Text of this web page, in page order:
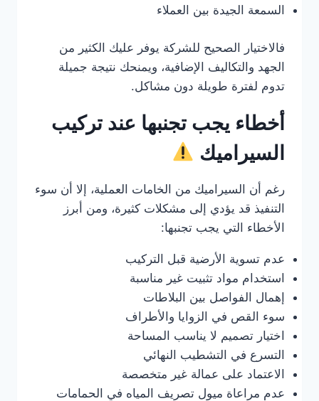
السمعة الجيدة بين العملاء
فالاختيار الصحيح للشركة يوفر عليك الكثير من
الجهد والتكاليف الإضافية، ويمنحك نتيجة جميلة
تدوم لفترة طويلة دون مشاكل.
أخطاء يجب تجنبها عند تركيب
السيراميك
رغم أن السيراميك من الخامات العملية، إلا أن سوء
التنفيذ قد يؤدي إلى مشكلات كثيرة، ومن أبرز
الأخطاء التي يجب تجنبها:
عدم تسوية الأرضية قبل التركيب
استخدام مواد تثبيت غير مناسبة
إهمال الفواصل بين البلاطات
سوء القص في الزوايا والأطراف
اختيار تصميم لا يناسب المساحة
التسرع في التشطيب النهائي
الاعتماد على عمالة غير متخصصة
عدم مراعاة ميول تصريف المياه في الحمامات